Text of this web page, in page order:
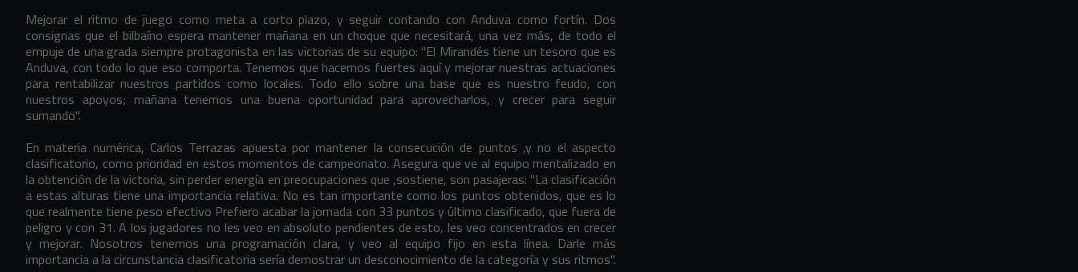
Mejorar el ritmo de juego como meta a corto plazo, y seguir contando con Anduva como fortín. Dos
consignas que el bilbaíno espera mantener mañana en un choque que necesitará, una vez más, de todo el
empuje de una grada siempre protagonista en las victorias de su equipo: "El Mirandés tiene un tesoro que es
Anduva, con todo lo que eso comporta. Tenemos que hacernos fuertes aquí y mejorar nuestras actuaciones
para rentabilizar nuestros partidos como locales. Todo ello sobre una base que es nuestro feudo, con
nuestros apoyos; mañana tenemos una buena oportunidad para aprovecharlos, y crecer para seguir
sumando".
En materia numérica, Carlos Terrazas apuesta por mantener la consecución de puntos ,y no el aspecto
clasificatorio, como prioridad en estos momentos de campeonato. Asegura que ve al equipo mentalizado en
la obtención de la victoria, sin perder energía en preocupaciones que ,sostiene, son pasajeras: "La clasificación
a estas alturas tiene una importancia relativa. No es tan importante como los puntos obtenidos, que es lo
que realmente tiene peso efectivo Prefiero acabar la jornada con 33 puntos y último clasificado, que fuera de
peligro y con 31. A los jugadores no les veo en absoluto pendientes de esto, les veo concentrados en crecer
y mejorar. Nosotros tenemos una programación clara, y veo al equipo fijo en esta línea. Darle más
importancia a la circunstancia clasificatoria sería demostrar un desconocimiento de la categoría y sus ritmos".